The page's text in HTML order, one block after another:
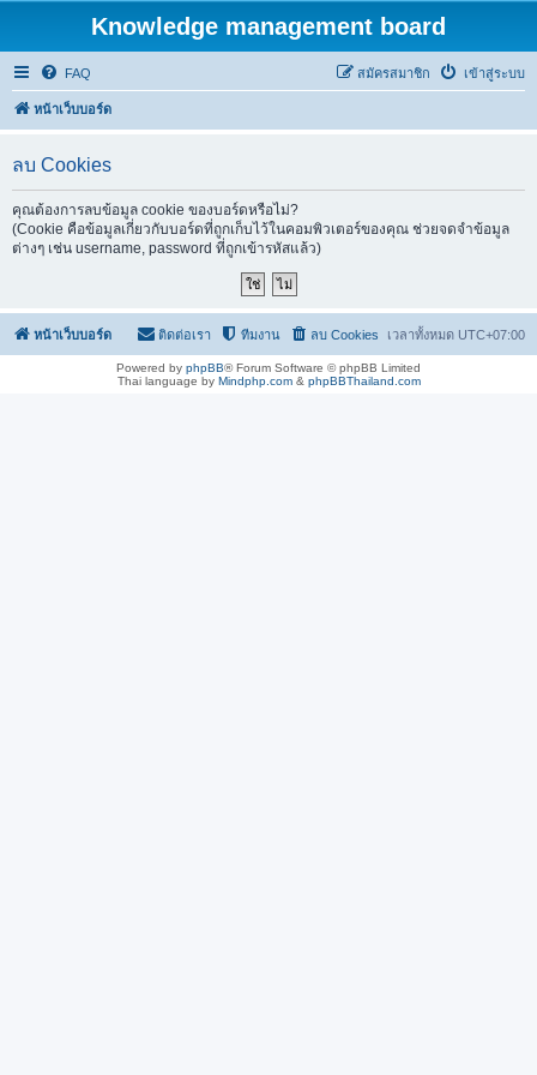
Knowledge management board
FAQ เข้าสู่ระบบ
สมัครสมาชิก
หน้าเว็บบอร์ด
ลบ Cookies
คุณต้องการลบข้อมูล cookie ของบอร์ดหรือไม่?
(Cookie คือข้อมูลเกี่ยวกับบอร์ดที่ถูกเก็บไว้ในคอมพิวเตอร์ของคุณ ช่วยจดจำข้อมูล
ต่างๆ เช่น username, password ที่ถูกเข้ารหัสแล้ว)
หน้าเว็บบอร์ด เวลาทั้งหมด UTC+07:00
ลบ Cookies
ทีมงาน
ติดต่อเรา
Powered by phpBB® Forum Software © phpBB Limited
Thai language by Mindphp.com& phpBBThailand.com